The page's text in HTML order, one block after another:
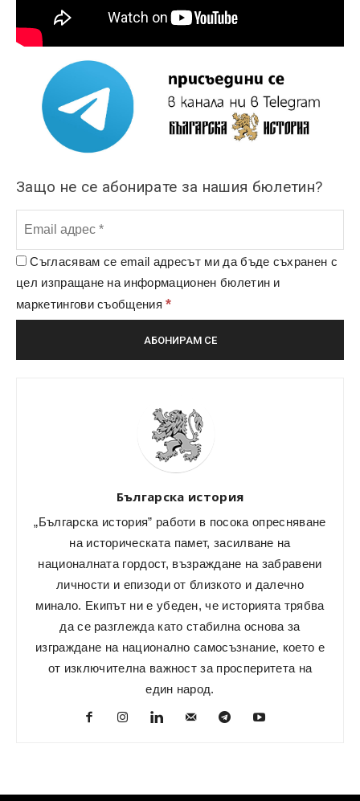
Защо не се абонирате за нашия бюлетин?
Съгласявам се email адресът ми да бъде съхранен с
цел изпращане на информационен бюлетин и
маркетингови съобщения*
Българска история
„Българска история” работи в посока опресняване
на историческата памет, засилване на
националната гордост, възраждане на забравени
личности и епизоди от близкото и далечно
минало. Екипът ни е убеден, че историята трябва
да се разглежда като стабилна основа за
изграждане на национално самосъзнание, което е
от изключителна важност за просперитета на
един народ.